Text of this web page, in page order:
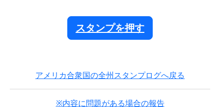
スタンプを押す
アメリカ合衆国の全州スタンプログへ戻る
※内容に問題がある場合の報告